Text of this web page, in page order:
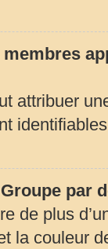
attribuer
Groupe par
de plus
la couleur